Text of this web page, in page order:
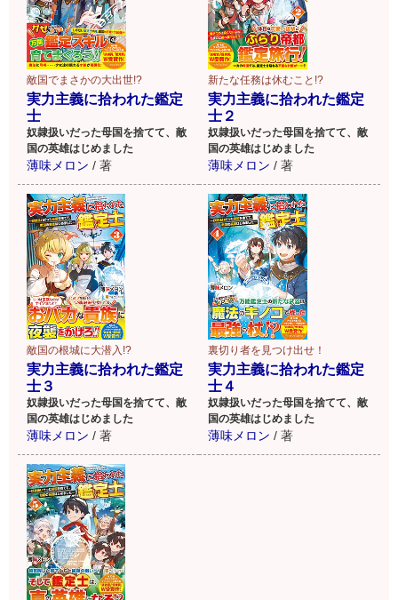
敵国でまさかの大出世!?
実力主義に拾われた鑑定
士
奴隷扱いだった母国を捨てて、敵
国の英雄はじめました
薄味メロン / 著
新たな任務は休むこと!?
実力主義に拾われた鑑定
士２
奴隷扱いだった母国を捨てて、敵
国の英雄はじめました
薄味メロン / 著
敵国の根城に大潜入!?
実力主義に拾われた鑑定
士３
奴隷扱いだった母国を捨てて、敵
国の英雄はじめました
薄味メロン / 著
裏切り者を見つけ出せ！
実力主義に拾われた鑑定
士４
奴隷扱いだった母国を捨てて、敵
国の英雄はじめました
薄味メロン / 著